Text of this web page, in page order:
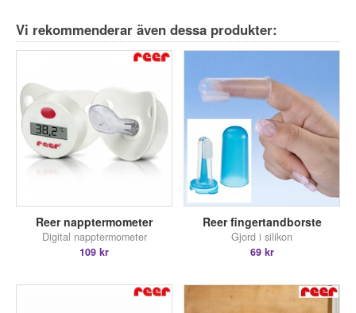
Vi rekommenderar även dessa produkter:
Reer napptermometer
Digital napptermometer
109 kr
Reer fingertandborste
Gjord i silikon
69 kr